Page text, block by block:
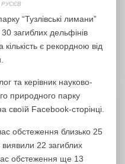
“Тузлівські лимани”
загиблих дельфінів
є рекордною від
та керівник науково-
природного парку
своїй Facebook-сторінці.
обстеження близько 25
22 загиблих
обстеження ще 13